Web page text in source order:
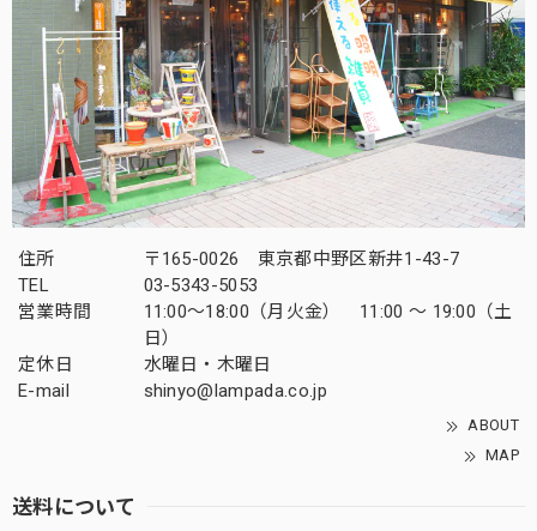
住所
〒165-0026 東京都中野区新井1-43-7
TEL
03-5343-5053
営業時間
11:00～18:00（月火金） 11:00 ～ 19:00（土
日）
定休日
水曜日・木曜日
E-mail
shinyo@lampada.co.jp
ABOUT
MAP
送料について